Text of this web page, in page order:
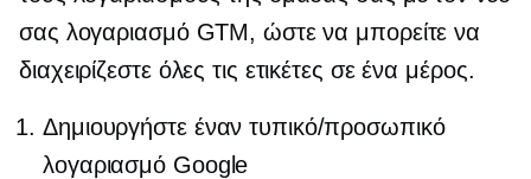
σας λογαριασμό GTM, ώστε να μπορείτε να
διαχειρίζεστε όλες τις ετικέτες σε ένα μέρος.
Δημιουργήστε έναν τυπικό/προσωπικό
λογαριασμό Google